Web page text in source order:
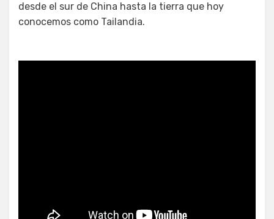
desde el sur de China hasta la tierra que hoy
conocemos como Tailandia.